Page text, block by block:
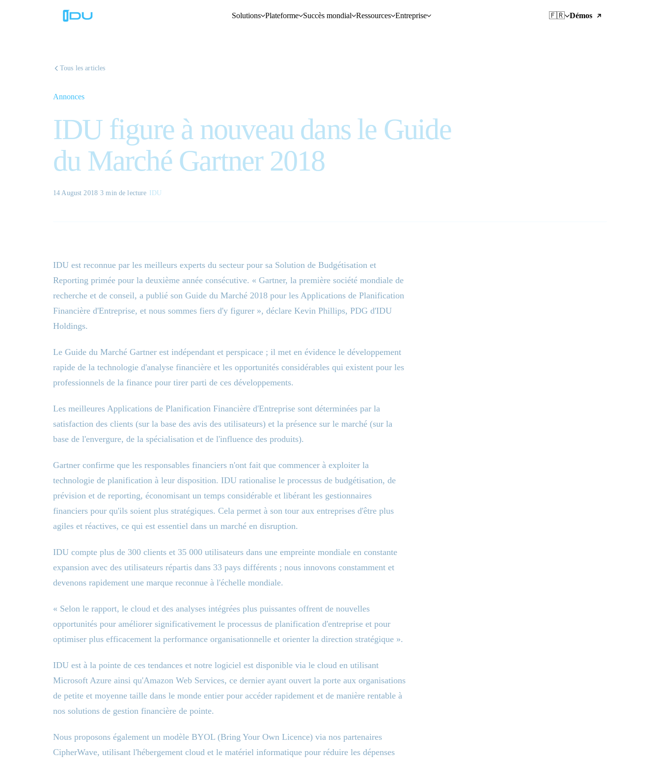
Solutions Plateforme Succès mondial Ressources Entreprise 🇫🇷 Démos
Tous les articles
Annonces
IDU figure à nouveau dans le Guide
du Marché Gartner 2018
14 August 2018·3 min de lecture IDU
IDU est reconnue par les meilleurs experts du secteur pour sa Solution de Budgétisation et
Reporting primée pour la deuxième année consécutive. « Gartner, la première société mondiale de
recherche et de conseil, a publié son Guide du Marché 2018 pour les Applications de Planification
Financière d'Entreprise, et nous sommes fiers d'y figurer », déclare Kevin Phillips, PDG d'IDU
Holdings.
Le Guide du Marché Gartner est indépendant et perspicace ; il met en évidence le développement
rapide de la technologie d'analyse financière et les opportunités considérables qui existent pour les
professionnels de la finance pour tirer parti de ces développements.
Les meilleures Applications de Planification Financière d'Entreprise sont déterminées par la
satisfaction des clients (sur la base des avis des utilisateurs) et la présence sur le marché (sur la
base de l'envergure, de la spécialisation et de l'influence des produits).
Gartner confirme que les responsables financiers n'ont fait que commencer à exploiter la
technologie de planification à leur disposition. IDU rationalise le processus de budgétisation, de
prévision et de reporting, économisant un temps considérable et libérant les gestionnaires
financiers pour qu'ils soient plus stratégiques. Cela permet à son tour aux entreprises d'être plus
agiles et réactives, ce qui est essentiel dans un marché en disruption.
IDU compte plus de 300 clients et 35 000 utilisateurs dans une empreinte mondiale en constante
expansion avec des utilisateurs répartis dans 33 pays différents ; nous innovons constamment et
devenons rapidement une marque reconnue à l'échelle mondiale.
« Selon le rapport, le cloud et des analyses intégrées plus puissantes offrent de nouvelles
opportunités pour améliorer significativement le processus de planification d'entreprise et pour
optimiser plus efficacement la performance organisationnelle et orienter la direction stratégique ».
IDU est à la pointe de ces tendances et notre logiciel est disponible via le cloud en utilisant
Microsoft Azure ainsi qu'Amazon Web Services, ce dernier ayant ouvert la porte aux organisations
de petite et moyenne taille dans le monde entier pour accéder rapidement et de manière rentable à
nos solutions de gestion financière de pointe.
Nous proposons également un modèle BYOL (Bring Your Own Licence) via nos partenaires
CipherWave, utilisant l'hébergement cloud et le matériel informatique pour réduire les dépenses